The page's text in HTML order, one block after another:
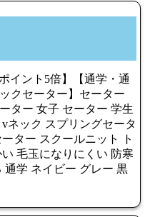
ポイント5倍】【通学・通
クセーター】セーター
ター 女子 セーター 学生
vネック スプリングセータ
ター スクールニット ト
毛玉になりにくい 防寒
通学 ネイビー グレー 黒